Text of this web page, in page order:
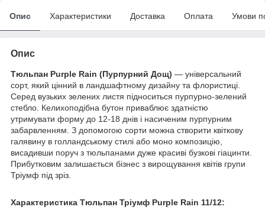
Опис Характеристики Доставка Оплата Умови
Опис
Тюльпан Purple Rain (Пурпурний Дощ) — універсальний
сорт, який цінний в ландшафтному дизайну та флористиці.
Серед вузьких зелених листя підноситься пурпурно-зелений
стебло. Келихоподібна бутон приваблює здатністю
утримувати форму до 12-18 днів і насиченим пурпурним
забарвленням. З допомогою сорти можна створити квіткову
галявину в голландському стилі або моно композицію,
висадивши поруч з тюльпанами дуже красиві бузкові гіацинти.
Прибутковим залишається бізнес з вирощування квітів групи
Тріумф під зріз.
Характеристика Тюльпан Тріумф Purple Rain 11/12: